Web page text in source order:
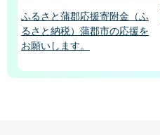
ふるさと蒲郡応援寄附金（ふ
るさと納税）蒲郡市の応援を
お願いします。